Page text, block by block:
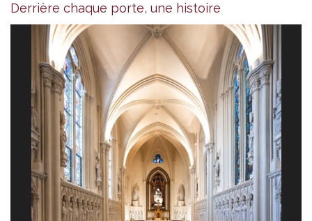
Derrière chaque porte, une histoire